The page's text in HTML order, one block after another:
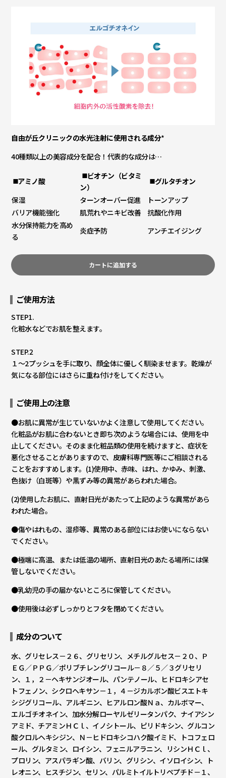
自由が丘クリニックの水光注射に使用される成分*
40種類以上の美容成分を配合！代表的な成分は…
◼️アミノ酸
◼️ビオチン（ビタミ
ン）
◼️グルタチオン
保湿
ターンオーバー促進
トーンアップ
バリア機能強化
肌荒れやニキビ改善
抗酸化作用
水分保持能力を高め
る
炎症予防 アンチエイジング
カートに追加する
ご使用方法
STEP1.
化粧水などでお肌を整えます。
STEP.2
１～2プッシュを手に取り、顔全体に優しく馴染ませます。乾燥が
気になる部位にはさらに重ね付けをしてください。
ご使用上の注意
●お肌に異常が生じていないかよく注意して使用してください。
化粧品がお肌に合わないとき即ち次のような場合には、使用を中
止してください。そのまま化粧品類の使用を続けますと、症状を
悪化させることがありますので、皮膚科専門医等にご相談される
ことをおすすめします。(1)使用中、赤味、はれ、かゆみ、刺激、
色抜け（白斑等）や黒ずみ等の異常があらわれた場合。
(2)使用したお肌に、直射日光があたって上記のような異常があら
われた場合。
●傷やはれもの、湿疹等、異常のある部位にはお使いにならない
でください。
●極端に高温、または低温の場所、直射日光のあたる場所には保
管しないでください。
●乳幼児の手の届かないところに保管してください。
●使用後は必ずしっかりとフタを閉めてください。
成分のついて
⽔、グリセレス－２６、グリセリン、メチルグルセス－２０、Ｐ
ＥＧ／ＰＰＧ／ポリブチレングリコール－８／５／３グリセリ
ン、１，２－ヘキサンジオール、パンテノール、ヒドロキシアセ
トフェノン、シクロヘキサン－１，４－ジカルボン酸ビスエトキ
シジグリコール、アルギニン、ヒアルロン酸Ｎａ、カルボマー、
エルゴチオネイン、加水分解ローヤルゼリータンパク、ナイアシン
アミド、チアミンＨＣｌ、イノシトール、ピリドキシン、グルコン
酸クロルヘキシジン、Ｎ－ヒドロキシコハク酸イミド、トコフェロ
ール、グルタミン、ロイシン、フェニルアラニン、リシンＨＣｌ、
プロリン、アスパラギン酸、バリン、グリシン、イソロイシン、ト
レオニン、ヒスチジン、セリン、パルミトイルトリペプチド－１、